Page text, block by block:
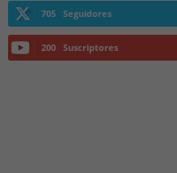
705 Seguidores
200 Suscriptores